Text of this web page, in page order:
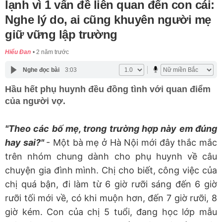
lạnh vì 1 vấn đề liên quan đến con cái:
Nghe lý do, ai cũng khuyên người mẹ
giữ vững lập trường
Hiểu Đan 2 năm trước
Nghe đọc bài 3:03
Hầu hết phụ huynh đều đồng tình với quan điểm
của người vợ.
"Theo các bố mẹ, trong trường hợp này em đúng
hay sai?"- Một bà mẹ ở Hà Nội mới đây thắc mắc
trên nhóm chung dành cho phụ huynh về câu
chuyện gia đình mình. Chị cho biết, công việc của
chị quá bận, đi làm từ 6 giờ rưỡi sáng đến 6 giờ
rưỡi tối mới về, có khi muộn hơn, đến 7 giờ rưỡi, 8
giờ kém. Con của chị 5 tuổi, đang học lớp mẫu